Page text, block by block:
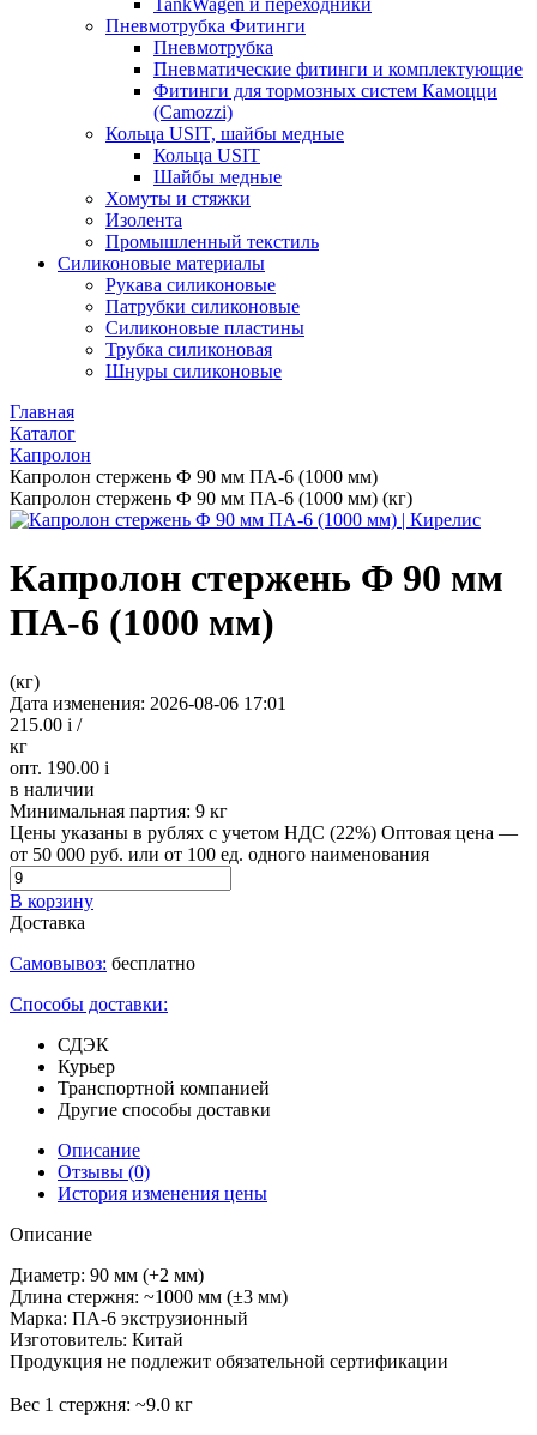
TankWagen и переходники
Пневмотрубка Фитинги
Пневмотрубка
Пневматические фитинги и комплектующие
Фитинги для тормозных систем Камоцци
(Camozzi)
Кольца USIT, шайбы медные
Кольца USIT
Шайбы медные
Хомуты и стяжки
Изолента
Промышленный текстиль
Силиконовые материалы
Рукава силиконовые
Патрубки силиконовые
Силиконовые пластины
Трубка силиконовая
Шнуры силиконовые
Главная
Каталог
Капролон
Капролон стержень Ф 90 мм ПА-6 (1000 мм)
Капролон стержень Ф 90 мм ПА-6 (1000 мм) (кг)
Капролон стержень Ф 90 мм
ПА-6 (1000 мм)
(кг)
Дата изменения: 2026-08-06 17:01
215.00 i /
кг
опт. 190.00 i
в наличии
Минимальная партия: 9 кг
Цены указаны в рублях с учетом НДС (22%) Оптовая цена —
от 50 000 руб. или от 100 ед. одного наименования
В корзину
Доставка
Самовывоз: бесплатно
Способы доставки:
СДЭК
Курьер
Транспортной компанией
Другие способы доставки
Описание
Отзывы (0)
История изменения цены
Описание
Диаметр: 90 мм (+2 мм)
Длина стержня: ~1000 мм (±3 мм)
Марка: ПА-6 экструзионный
Изготовитель: Китай
Продукция не подлежит обязательной сертификации
Вес 1 стержня: ~9.0 кг